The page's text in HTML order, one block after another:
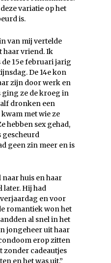
variatie op het
is.
van mij vertelde
haar vriend. Ik
15e februari jarig
De 14e kon
zijn door werk en
ging ze de kroeg in
dronken een
met wie ze
hebben sex gehad,
gescheurd
geen zin meer en is
naar huis en haar
later. Hij had
en voor
romantiek won het
al snel in het
jongeheer uit haar
erop zitten
zonder cadeautjes
en het was uit.”